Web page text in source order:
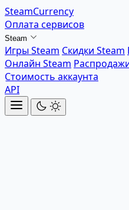
SteamCurrency
Оплата сервисов
Steam
Игры Steam Скидки Steam
Онлайн Steam
Стоимость аккаунта
API